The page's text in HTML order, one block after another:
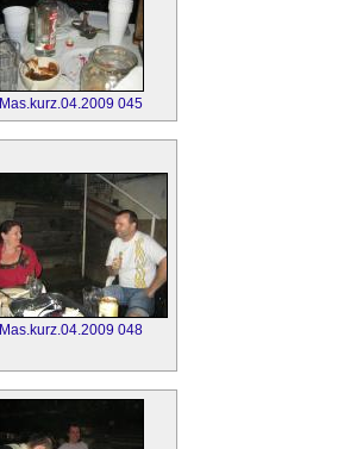
Mas.kurz.04.2009 045
Mas.kurz.04.2009 048